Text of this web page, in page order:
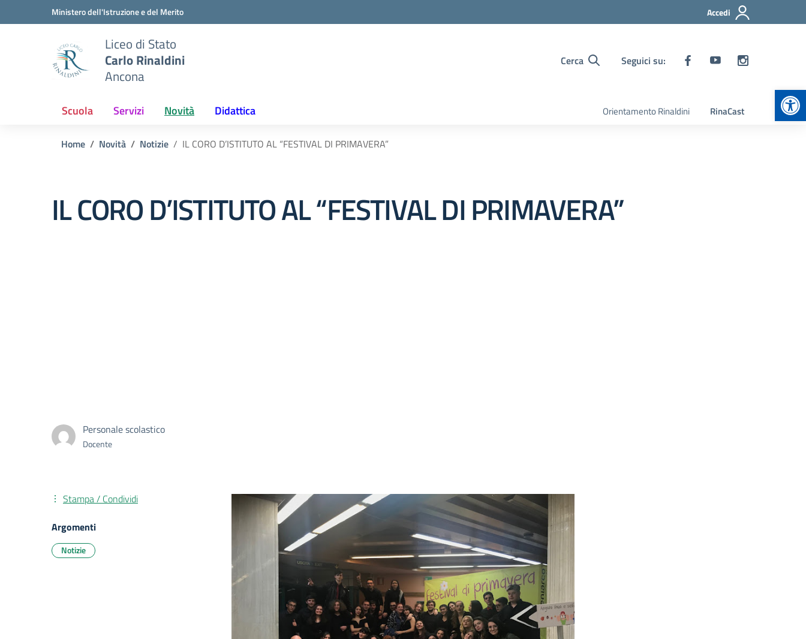
Vai ai contenuti
Vai al menu di navigazioneMinistero dell'Istruzione e del Merito Accedi
Liceo di Stato
Carlo Rinaldini
Ancona
Cerca Seguici su:
Scuola Servizi Novità Didattica Orientamento Rinaldini RinaCast
Home Novità Notizie IL CORO D’ISTITUTO AL “FESTIVAL DI PRIMAVERA”
IL CORO D’ISTITUTO AL “FESTIVAL DI PRIMAVERA”
Personale scolastico
Docente
Stampa / Condividi
Argomenti
Notizie